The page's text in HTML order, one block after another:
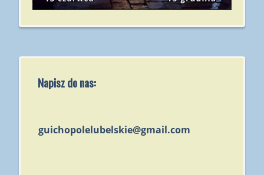
Napisz do nas:
guichopolelubelskie@gmail.com